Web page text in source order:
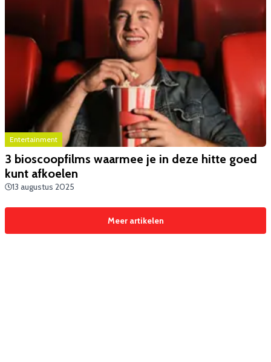
Entertainment
3 bioscoopfilms waarmee je in deze hitte goed
kunt afkoelen
13 augustus 2025
Meer artikelen